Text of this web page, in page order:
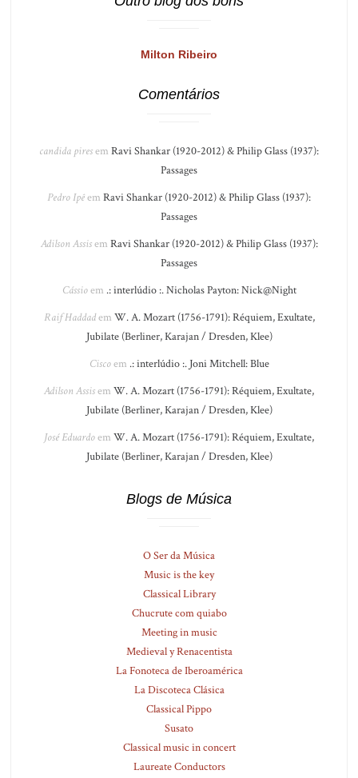
Milton Ribeiro
Comentários
candida piresem Ravi Shankar (1920-2012) & Philip Glass (1937):
Passages
Pedro Ipêem Ravi Shankar (1920-2012) & Philip Glass (1937):
Passages
Adilson Assisem Ravi Shankar (1920-2012) & Philip Glass (1937):
Passages
Cássioem .: interlúdio :. Nicholas Payton: Nick@Night
Raif Haddadem W. A. Mozart (1756-1791): Réquiem, Exultate,
Jubilate (Berliner, Karajan / Dresden, Klee)
Ciscoem .: interlúdio :. Joni Mitchell: Blue
Adilson Assisem W. A. Mozart (1756-1791): Réquiem, Exultate,
Jubilate (Berliner, Karajan / Dresden, Klee)
José Eduardoem W. A. Mozart (1756-1791): Réquiem, Exultate,
Jubilate (Berliner, Karajan / Dresden, Klee)
Blogs de Música
O Ser da Música
Music is the key
Classical Library
Chucrute com quiabo
Meeting in music
Medieval y Renacentista
La Fonoteca de Iberoamérica
La Discoteca Clásica
Classical Pippo
Susato
Classical music in concert
Laureate Conductors